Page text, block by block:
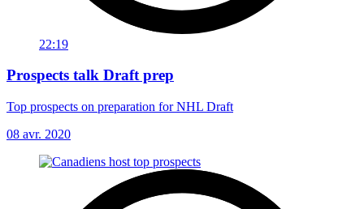
22:19
Prospects talk Draft prep
Top prospects on preparation for NHL Draft
08 avr. 2020